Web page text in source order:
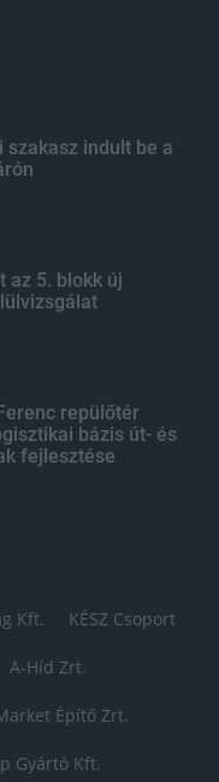
szakasz indult be a
az 5. blokk új
repülőtér
bázis út- és
fejlesztése
Kft. KÉSZ Csoport
A-Híd Zrt.
Építő Zrt.
Gyártó Kft.